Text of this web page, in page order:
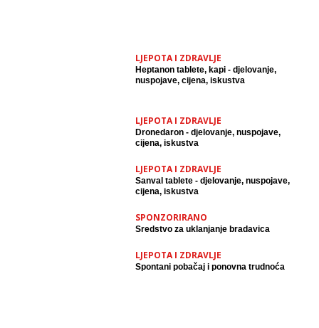
LJEPOTA I ZDRAVLJE
Heptanon tablete, kapi - djelovanje,
nuspojave, cijena, iskustva
LJEPOTA I ZDRAVLJE
Dronedaron - djelovanje, nuspojave,
cijena, iskustva
LJEPOTA I ZDRAVLJE
Sanval tablete - djelovanje, nuspojave,
cijena, iskustva
SPONZORIRANO
Sredstvo za uklanjanje bradavica
LJEPOTA I ZDRAVLJE
Spontani pobačaj i ponovna trudnoća